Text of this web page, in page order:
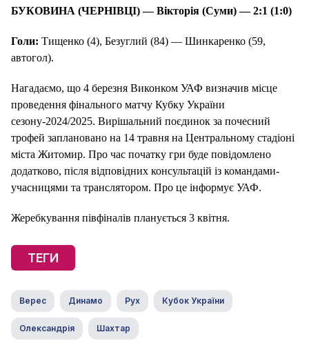
БУКОВИНА (ЧЕРНІВЦІ) — Вікторія (Суми) — 2:1 (1:0)
Голи: Тищенко (4), Безуглий (84) — Шинкаренко (59,
автогол).
Нагадаємо, що 4 березня Виконком УАФ визначив місце
проведення фінального матчу Кубку України
сезону-2024/2025. Вирішальний поєдинок за почесний
трофей заплановано на 14 травня на Центральному стадіоні
міста Житомир. Про час початку гри буде повідомлено
додатково, після відповідних консультацій із командами-
учасницями та транслятором. Про це інформує УАФ.
Жеребкування півфіналів планується 3 квітня.
ТЕГИ
Верес Динамо Рух Кубок України
Олександрія Шахтар